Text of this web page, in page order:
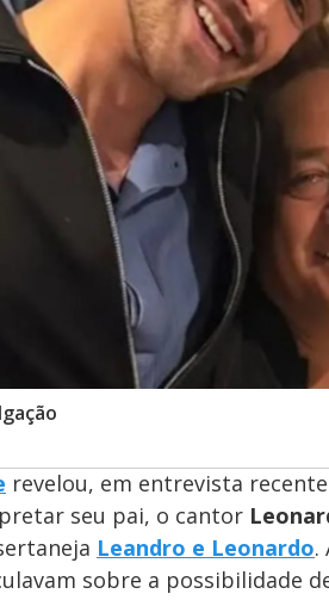
revelou, em entrevista
seu pai, o cantor
Leandro e Leonardo.
sobre a possibilidade